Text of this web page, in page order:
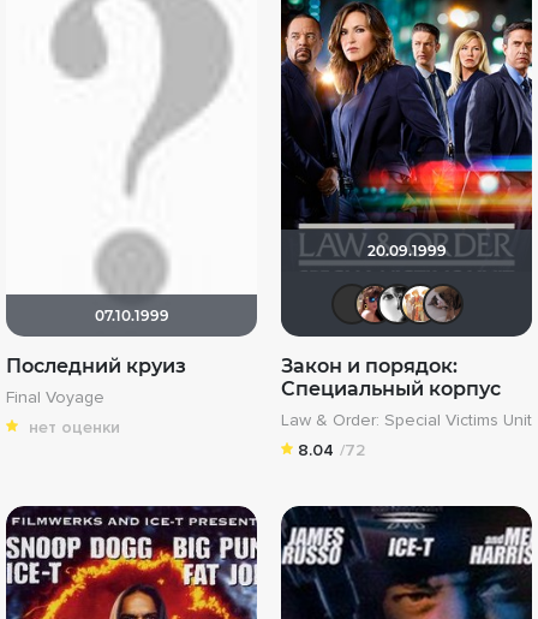
07.10.1999
Последний круиз
Final Voyage
нет оценки
20.09.1999
Закон и порядок:
Специальный корпус
Law & Order: Special Victims Unit
8.04 /72